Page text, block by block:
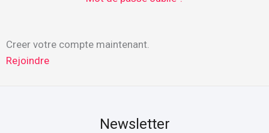
Creer votre compte maintenant.
Rejoindre
Newsletter